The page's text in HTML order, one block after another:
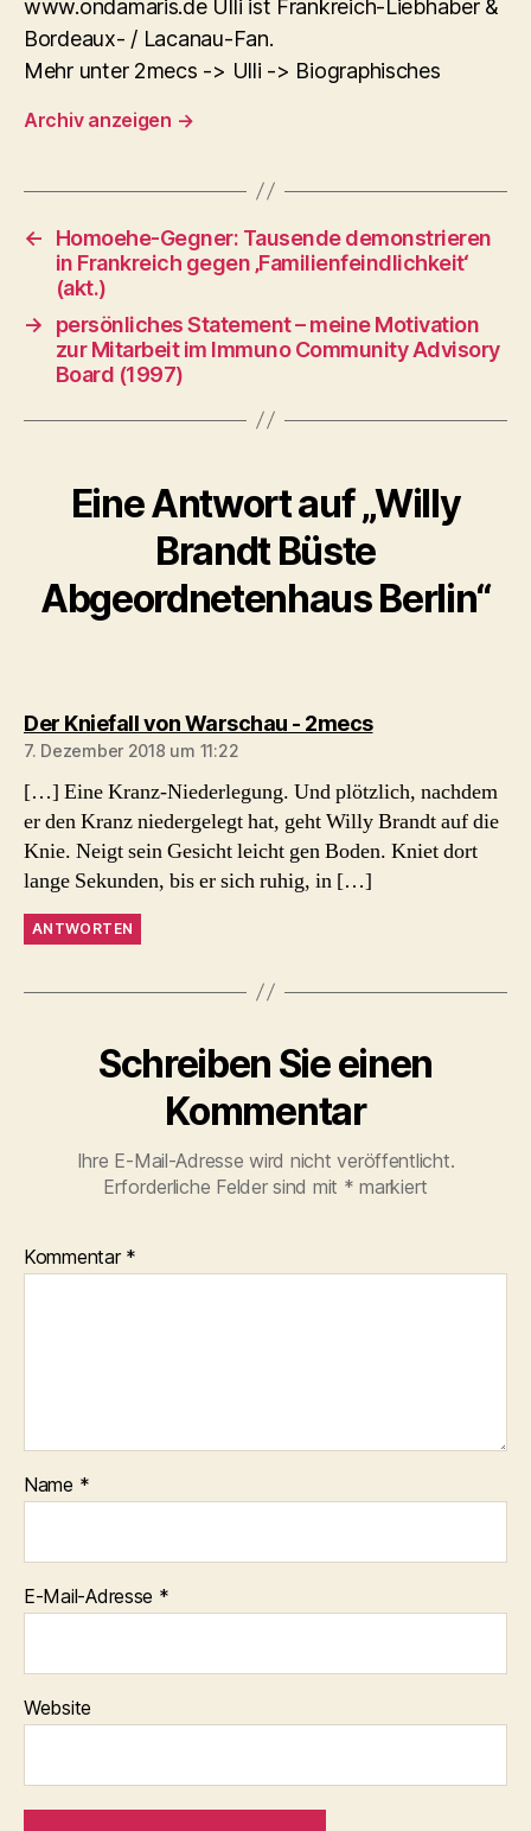
www.ondamaris.de Ulli ist Frankreich-Liebhaber &
Bordeaux- / Lacanau-Fan.
Mehr unter 2mecs -> Ulli -> Biographisches
Archiv anzeigen →
←
Homoehe-Gegner: Tausende demonstrieren
in Frankreich gegen ‚Familienfeindlichkeit‘
(akt.)
→
persönliches Statement – meine Motivation
zur Mitarbeit im Immuno Community Advisory
Board (1997)
Eine Antwort auf „Willy
Brandt Büste
Abgeordnetenhaus Berlin“
Der Kniefall von Warschau - 2mecssagt:
7. Dezember 2018 um 11:22
[…] Eine Kranz-Niederlegung. Und plötzlich, nachdem
er den Kranz niedergelegt hat, geht Willy Brandt auf die
Knie. Neigt sein Gesicht leicht gen Boden. Kniet dort
lange Sekunden, bis er sich ruhig, in […]
ANTWORTEN
Schreiben Sie einen
Kommentar
Ihre E-Mail-Adresse wird nicht veröffentlicht.
Erforderliche Felder sind mit * markiert
Kommentar *
Name *
E-Mail-Adresse *
Website